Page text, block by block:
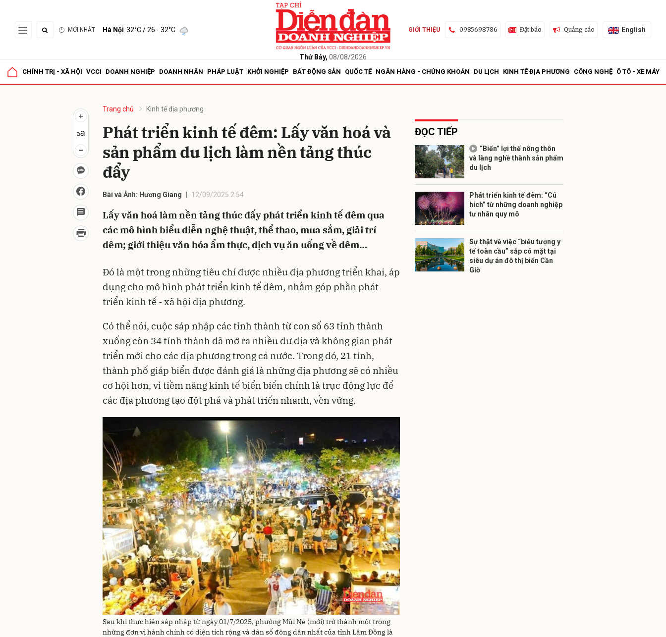
MỚI NHẤT Hà Nội 32°C/ 26 - 32°C
Thứ Bảy, 08/08/2026
GIỚI THIỆU 0985698786 Đặt báo Quảng cáo English
CHÍNH TRỊ - XÃ HỘI VCCI DOANH NGHIỆP DOANH NHÂN PHÁP LUẬT KHỞI NGHIỆP BẤT ĐỘNG SẢN QUỐC TẾ NGÂN HÀNG - CHỨNG KHOÁN DU LỊCH KINH TẾ ĐỊA PHƯƠNG CÔNG NGHỆ Ô TÔ - XE MÁY
Trang chủ Kinh tế địa phương
Phát triển kinh tế đêm: Lấy văn hoá và
sản phẩm du lịch làm nền tảng thúc
đẩy
Bài và Ảnh: Hương Giang 12/09/2025 2:54
Lấy văn hoá làm nền tảng thúc đấy phát triển kinh tế đêm qua
các mô hình biểu diễn nghệ thuật, thể thao, mua sắm, giải trí
đêm; giới thiệu văn hóa ẩm thực, dịch vụ ăn uống về đêm…
Đó là một trong những tiêu chí được nhiều địa phương triển khai, áp
dụng cho mô hình phát triển kinh tế đêm, nhằm góp phần phát
triển kinh tế - xã hội địa phương.
Có thể nói, cuộc sáp nhập các tỉnh thành từ con số 63 tỉnh thành
xuống còn 34 tỉnh thành đã mở ra nhiều dư địa và không gian phát
triển mới cho các địa phương trong cả nước. Trong đó, 21 tỉnh,
thành phố giáp biển được đánh giá là những địa phương sẽ có nhiều
cơ hội hơn, vì tiềm năng kinh tế biển biển chính là trục động lực để
các địa phương tạo đột phá và phát triển nhanh, vền vững.
Sau khi thực hiện sáp nhập từ ngày 01/7/2025, phường Mũi Né (mới) trở thành một trong
những đơn vị hành chính có diện tích rộng và dân số đông dân nhất của tỉnh Lâm Đồng là
ĐỌC TIẾP
“Biến” lợi thế nông thôn
và làng nghề thành sản phẩm
du lịch
Phát triển kinh tế đêm: “Cú
hích” từ những doanh nghiệp
tư nhân quy mô
Sự thật về việc “biểu tượng y
tế toàn cầu” sắp có mặt tại
siêu dự án đô thị biển Cần
Giờ
Gửi